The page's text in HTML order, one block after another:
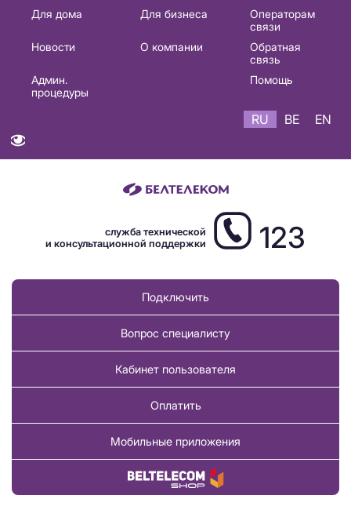
Основная
навигация
Для дома Для бизнеса
Операторам
связи
Новости
О компании
Обратная
связь
Админ.
процедуры
Помощь
RU BE EN
служба технической
и консультационной поддержки
123
Подключить
Вопрос специалисту
Кабинет пользователя
Оплатить
Мобильные приложения
Купить товар